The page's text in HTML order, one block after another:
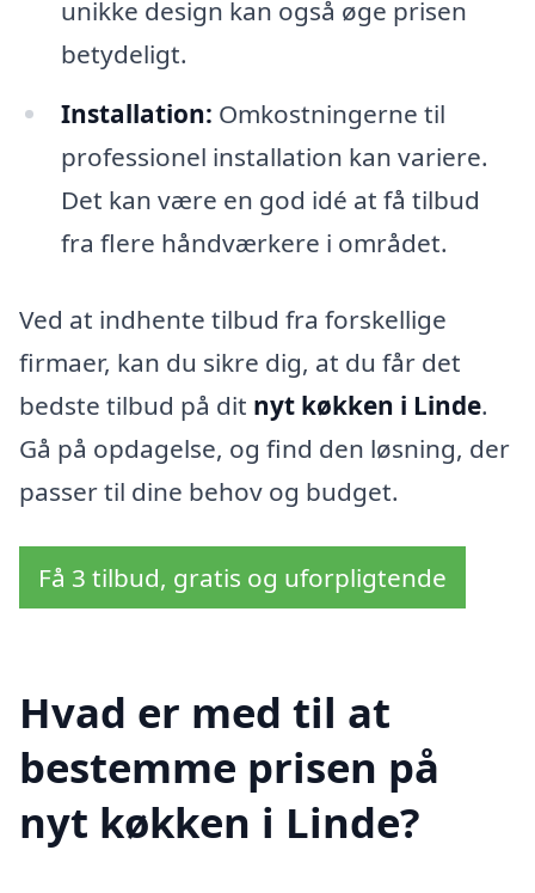
unikke design kan også øge prisen
betydeligt.
Installation: Omkostningerne til
professionel installation kan variere.
Det kan være en god idé at få tilbud
fra flere håndværkere i området.
Ved at indhente tilbud fra forskellige
firmaer, kan du sikre dig, at du får det
bedste tilbud på dit nyt køkken i Linde.
Gå på opdagelse, og find den løsning, der
passer til dine behov og budget.
Få 3 tilbud, gratis og uforpligtende
Hvad er med til at
bestemme prisen på
nyt køkken i Linde?